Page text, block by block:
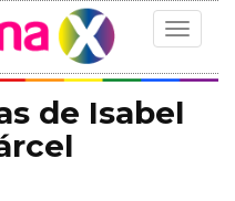
Toggle
de Isabel